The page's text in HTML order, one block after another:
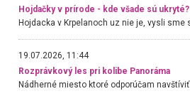
Hojdačky v prírode - kde všade sú ukryté?
19.07.2026, 11:44
Rozprávkový les pri kolibe Panoráma